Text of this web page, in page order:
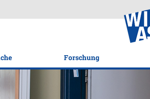
Forschung